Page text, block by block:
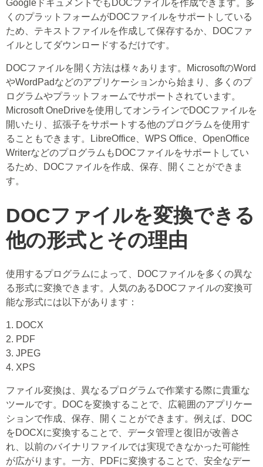
GoogleドキュメントでもDOCファイルを作成できます。多
くのプラットフォームがDOCファイルをサポートしている
ため、テキストファイルを作成して保存するか、DOCファ
イルとしてダウンロードするだけです。
DOCファイルを開く方法は様々あります。MicrosoftのWord
やWordPadなどのアプリケーションから始まり、多くのプ
ログラムやプラットフォームでサポートされています。
Microsoft OneDriveを使用してオンラインでDOCファイルを
開いたり、拡張子をサポートする他のプログラムを使用す
ることもできます。LibreOffice、WPS Office、OpenOffice
WriterなどのプログラムもDOCファイルをサポートしてい
るため、DOCファイルを作成、保存、開くことができま
す。
DOCファイルを変換できる
他の形式とその理由
使用するプログラムによって、DOCファイルを多くの異な
る形式に変換できます。人気のあるDOCファイルの変換可
能な形式には以下があります：
1. DOCX
2. PDF
3. JPEG
4. XPS
ファイル変換は、異なるプログラムで作業する際に貴重な
ツールです。DOCを変換することで、広範囲のアプリケー
ションで作成、保存、開くことができます。例えば、DOC
をDOCXに変換することで、データ管理と復旧が改善さ
れ、以前のバイナリファイルでは実現できなかった可能性
が広がります。一方、PDFに変換することで、安全なデー